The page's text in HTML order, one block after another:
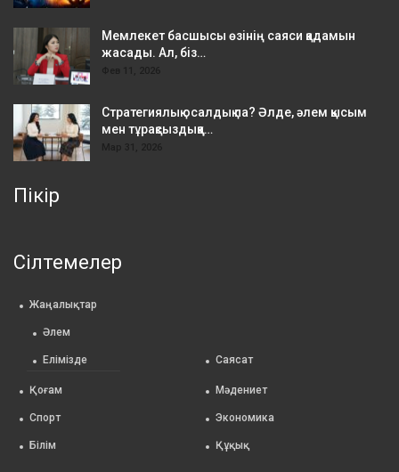
Мемлекет басшысы өзінің саяси қадамын
жасады. Ал, біз…
Фев 11, 2026
Стратегиялық осалдық па? Әлде, әлем қысым
мен тұрақсыздыққа…
Мар 31, 2026
Пікір
Сілтемелер
Жаңалықтар
Әлем
Елімізде Саясат
Қоғам Мәдениет
Спорт Экономика
Білім Құқық